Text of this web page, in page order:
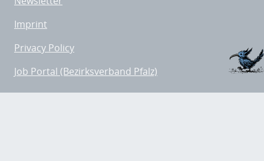
Imprint
Privacy Policy
Job Portal (Bezirksverband Pfalz)